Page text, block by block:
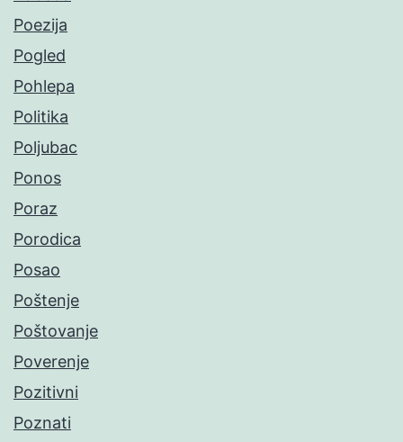
Poezija
Pogled
Pohlepa
Politika
Poljubac
Ponos
Poraz
Porodica
Posao
Poštenje
Poštovanje
Poverenje
Pozitivni
Poznati